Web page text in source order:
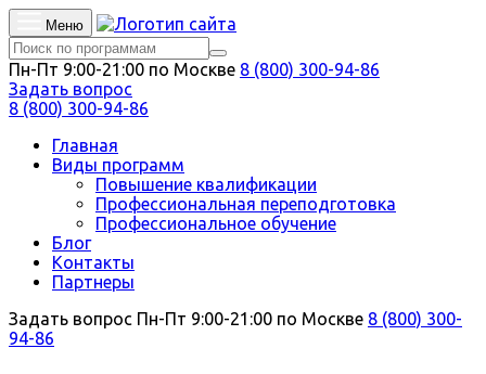
Меню
Пн-Пт 9:00-21:00 по Москве 8 (800) 300-94-86
Задать вопрос
8 (800) 300-94-86
Главная
Виды программ
Повышение квалификации
Профессиональная переподготовка
Профессиональное обучение
Блог
Контакты
Партнеры
Задать вопрос Пн-Пт 9:00-21:00 по Москве 8 (800) 300-
94-86